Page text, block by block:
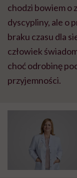
chodzi bowiem o
dyscypliny, ale o
braku czasu dla
człowiek
choć odrobinę
przyjemności.